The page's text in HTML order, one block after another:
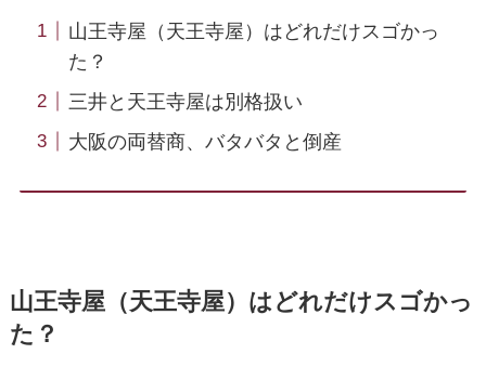
山王寺屋（天王寺屋）はどれだけスゴかっ
た？
三井と天王寺屋は別格扱い
大阪の両替商、バタバタと倒産
山王寺屋（天王寺屋）はどれだけスゴかっ
た？